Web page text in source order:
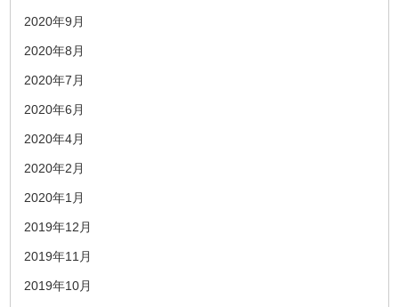
2020年9月
2020年8月
2020年7月
2020年6月
2020年4月
2020年2月
2020年1月
2019年12月
2019年11月
2019年10月